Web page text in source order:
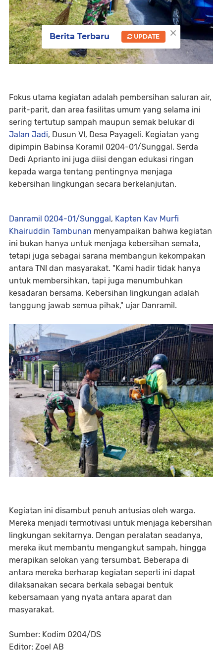
Fokus utama kegiatan adalah pembersihan saluran air,
parit-parit, dan area fasilitas umum yang selama ini
sering tertutup sampah maupun semak belukar di
Jalan Jadi, Dusun VI, Desa Payageli. Kegiatan yang
dipimpin Babinsa Koramil 0204-01/Sunggal, Serda
Dedi Aprianto ini juga diisi dengan edukasi ringan
kepada warga tentang pentingnya menjaga
kebersihan lingkungan secara berkelanjutan.
Danramil 0204-01/Sunggal, Kapten Kav Murfi
Khairuddin Tambunan menyampaikan bahwa kegiatan
ini bukan hanya untuk menjaga kebersihan semata,
tetapi juga sebagai sarana membangun kekompakan
antara TNI dan masyarakat. "Kami hadir tidak hanya
untuk membersihkan, tapi juga menumbuhkan
kesadaran bersama. Kebersihan lingkungan adalah
tanggung jawab semua pihak," ujar Danramil.
Kegiatan ini disambut penuh antusias oleh warga.
Mereka menjadi termotivasi untuk menjaga kebersihan
lingkungan sekitarnya. Dengan peralatan seadanya,
mereka ikut membantu mengangkut sampah, hingga
merapikan selokan yang tersumbat. Beberapa di
antara mereka berharap kegiatan seperti ini dapat
dilaksanakan secara berkala sebagai bentuk
kebersamaan yang nyata antara aparat dan
masyarakat.
Sumber: Kodim 0204/DS
Editor: Zoel AB
×
Berita Terbaru UPDATE